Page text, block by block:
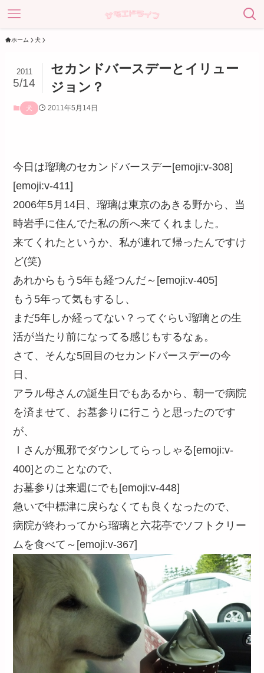
ホーム 犬
セカンドバースデーとイリュー
ジョン？
2011
5/14
犬 2011年5月14日
今日は瑠璃のセカンドバースデー[emoji:v-308]
[emoji:v-411]
2006年5月14日、瑠璃は東京のあきる野から、当
時岩手に住んでた私の所へ来てくれました。
来てくれたというか、私が連れて帰ったんですけ
ど(笑)
あれからもう5年も経つんだ～[emoji:v-405]
もう5年って気もするし、
まだ5年しか経ってない？ってぐらい瑠璃との生
活が当たり前になってる感じもするなぁ。
さて、そんな5回目のセカンドバースデーの今
日、
アラル母さんの誕生日でもあるから、朝一で病院
を済ませて、お墓参りに行こうと思ったのです
が、
Ⅰさんが風邪でダウンしてらっしゃる[emoji:v-
400]とのことなので、
お墓参りは来週にでも[emoji:v-448]
急いで中標津に戻らなくても良くなったので、
病院が終わってから瑠璃と六花亭でソフトクリー
ムを食べて～[emoji:v-367]